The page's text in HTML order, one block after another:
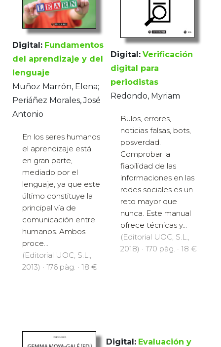
Digital: Fundamentos
del aprendizaje y del
lenguaje
Muñoz Marrón, Elena;
Periáñez Morales, José
Antonio
En los seres humanos
el aprendizaje está,
en gran parte,
mediado por el
lenguaje, ya que este
último constituye la
principal vía de
comunicación entre
humanos. Ambos
proce...
(Editorial UOC, S.L.,
2013) · 176 pàg. · 18 €
Digital: Verificación
digital para
periodistas
Redondo, Myriam
Bulos, errores,
noticias falsas, bots,
posverdad.
Comprobar la
fiabilidad de las
informaciones en las
redes sociales es un
reto mayor que
nunca. Este manual
ofrece técnicas y...
(Editorial UOC, S.L.,
2018) · 170 pàg. · 18 €
Digital: Evaluación y